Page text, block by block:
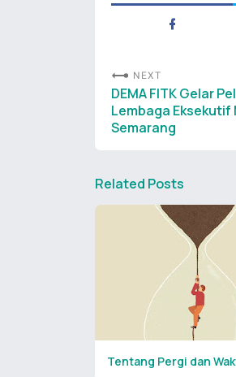
NEXT
DEMA FITK Gelar
Lembaga Eksekutif
Semarang
Related Posts
Tentang Pergi dan